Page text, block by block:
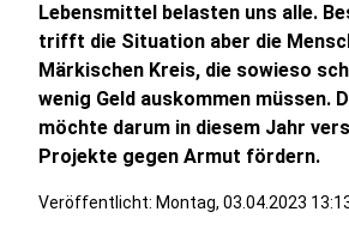
Lebensmittel belasten uns alle.
trifft die Situation aber die
Märkischen Kreis, die sowieso
wenig Geld auskommen müssen.
möchte darum in diesem Jahr
Projekte gegen Armut fördern.
Veröffentlicht: Montag, 03.04.2023